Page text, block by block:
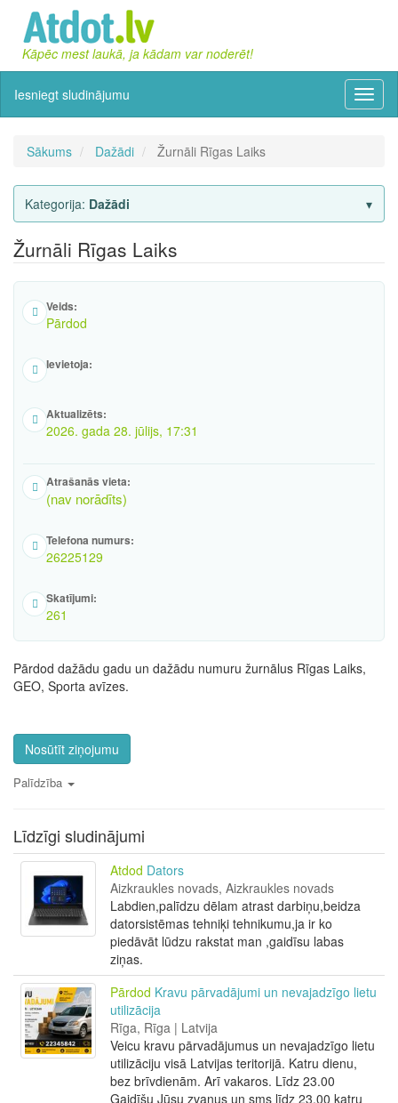
Kāpēc mest laukā, ja kādam var noderēt!
Iesniegt sludinājumu
Sākums Dažādi Žurnāli Rīgas Laiks
Kategorija: Dažādi
Žurnāli Rīgas Laiks
Veids:
Pārdod
Ievietoja:
Aktualizēts:
2026. gada 28. jūlijs, 17:31
Atrašanās vieta:
(nav norādīts)
Telefona numurs:
26225129
Skatījumi:
261
Pārdod dažādu gadu un dažādu numuru žurnālus Rīgas Laiks,
GEO, Sporta avīzes.
Nosūtīt ziņojumu
Palīdzība
Līdzīgi sludinājumi
Atdod Dators
Aizkraukles novads, Aizkraukles novads
Labdien,palīdzu dēlam atrast darbiņu,beidza
datorsistēmas tehniķi tehnikumu,ja ir ko
piedāvāt lūdzu rakstat man ,gaidīsu labas
ziņas.
Pārdod Kravu pārvadājumi un nevajadzīgo lietu
utilizācija
Rīga, Rīga | Latvija
Veicu kravu pārvadājumus un nevajadzīgo lietu
utilizāciju visā Latvijas teritorijā. Katru dienu,
bez brīvdienām. Arī vakaros. Līdz 23.00
Gaidīšu Jūsu zvanus un sms līdz 23.00 katru